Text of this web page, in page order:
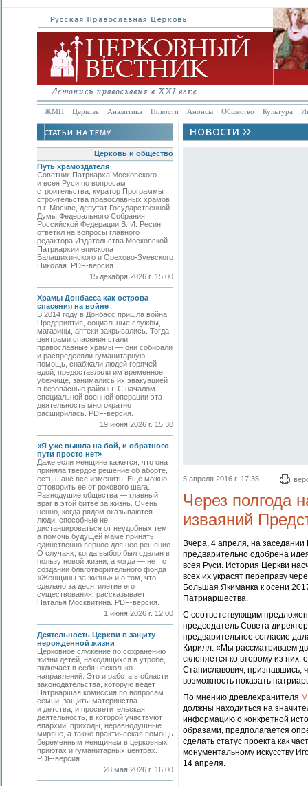
ЖМП Церковь Аналитика Новости Анонсы Общество Культура
Церковь и общество
Путь храмоздателя
Советник Патриарха Московского
и всея Руси по вопросам
строительства, куратор Программы
строительства православных храмов
в г. Москве, депутат Государственной
Думы Федерального Собрания
Российской Федерации В. И. Ресин
ответил на вопросы главного
редактора Издательства Московской
Патриархии епископа
Балашихинского и Орехово-Зуевского
Николая. PDF-версия.
15 декабря 2026 г. 15:00
Храмы Донбасса как острова
спасения на войне
В 2014 году в Донбасс пришла война.
Предприятия, социальные службы,
магазины, аптеки закрывались. Тогда
центрами спасения стали
православные храмы — они собирали
и распределяли гуманитарную
помощь, снабжали людей горячей
едой, предоставляли им временное
убежище, занимались их эвакуацией
в безопасные районы. С началом
специальной военной операции эта
деятельность многократно
расширилась. PDF-версия.
19 июня 2026 г. 15:30
«Я уже вышла на бой, и обратного
пути просто нет»
Даже если женщине кажется, что она
приняла твердое решение об аборте,
есть шанс все изменить. Еще можно
отговорить ее от рокового шага.
Равнодушие общества — главный
враг в этой битве за жизнь. Очень
ценно, когда рядом оказываются
люди, способные не
дистанцироваться от неудобных тем,
а помочь будущей маме принять
единственно верное для нее решение.
О случаях, когда выбор был сделан в
пользу новой жизни, а когда — нет, о
создании благотворительного фонда
«Женщины за жизнь» и о том, что
сделано за десятилетие его
существования, рассказывает
Наталья Москвитина. PDF-версия.
1 июня 2026 г. 12:00
Деятельность Церкви в защиту
нерожденной жизни
Церковное служение по сохранению
жизни детей, находящихся в утробе,
включает в себя несколько
направлений. Это и работа в области
законодательства, которую ведет
Патриаршая комиссия по вопросам
семьи, защиты материнства
и детства, и просветительская
деятельность, в которой участвуют
епархии, приходы, неравнодушные
миряне, а также практическая помощь
беременным женщинам в церковных
приютах и гуманитарных центрах.
PDF-версия.
28 мая 2026 г. 16:00
5 апреля 2016 г. 17:35
Через полгода
изваяний
Вчера, 4 апреля, на
предварительно одобрена
всея Руси. История Церкви
всех их украсят переправу
Большая Якиманка к осени
Патриаршества.
С соответствующим
председатель Совета
предварительное согласие
Кирилл. «Мы рассматриваем
склоняется ко второму из
Станиславович, признавшись,
возможность показать
По мнению древлехранителя
должны находиться на
информацию о конкретной
образами, предполагается
сделать статус проекта как
монументальному искусству
14 апреля.